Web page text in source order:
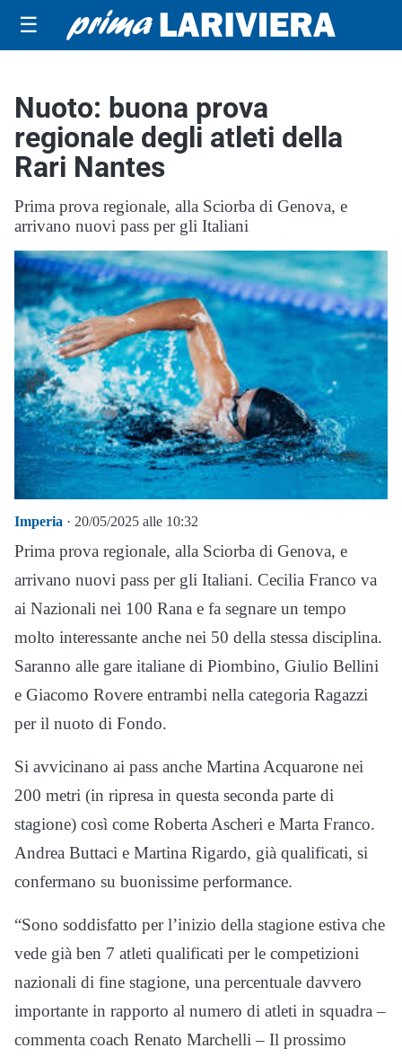
☰
Nuoto: buona prova
regionale degli atleti della
Rari Nantes
Prima prova regionale, alla Sciorba di Genova, e
arrivano nuovi pass per gli Italiani
Imperia · 20/05/2025 alle 10:32
Prima prova regionale, alla Sciorba di Genova, e
arrivano nuovi pass per gli Italiani. Cecilia Franco va
ai Nazionali nei 100 Rana e fa segnare un tempo
molto interessante anche nei 50 della stessa disciplina.
Saranno alle gare italiane di Piombino, Giulio Bellini
e Giacomo Rovere entrambi nella categoria Ragazzi
per il nuoto di Fondo.
Si avvicinano ai pass anche Martina Acquarone nei
200 metri (in ripresa in questa seconda parte di
stagione) così come Roberta Ascheri e Marta Franco.
Andrea Buttaci e Martina Rigardo, già qualificati, si
confermano su buonissime performance.
“Sono soddisfatto per l’inizio della stagione estiva che
vede già ben 7 atleti qualificati per le competizioni
nazionali di fine stagione, una percentuale davvero
importante in rapporto al numero di atleti in squadra –
commenta coach Renato Marchelli – Il prossimo